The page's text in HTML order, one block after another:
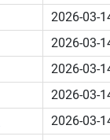
2026-03-
2026-03-
2026-03-
2026-03-
2026-03-